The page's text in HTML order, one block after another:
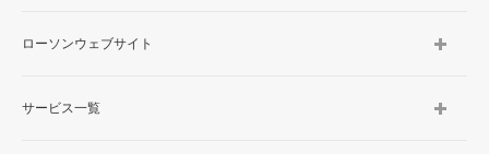
ローソンウェブサイト
サービス一覧